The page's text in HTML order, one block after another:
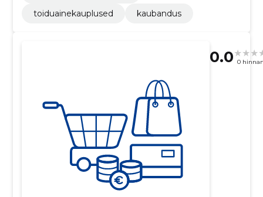
toiduainekauplused
kaubandus
0.0 0